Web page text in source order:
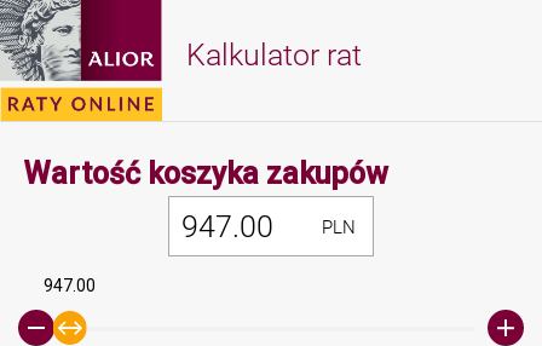
Kalkulator rat
Wartość koszyka zakupówMinimalna
PLN
947.00